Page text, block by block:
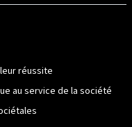
réussite
au service de la société